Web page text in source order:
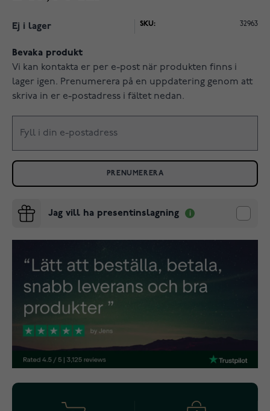
Ej i lager SKU: 32963
Bevaka produkt
Vi kan kontakta er per e-post när produkten finns i
lager igen. Prenumerera på en uppdatering genom att
skriva in er e-postadress i fältet nedan.
PRENUMERERA
Jag vill ha presentinslagning